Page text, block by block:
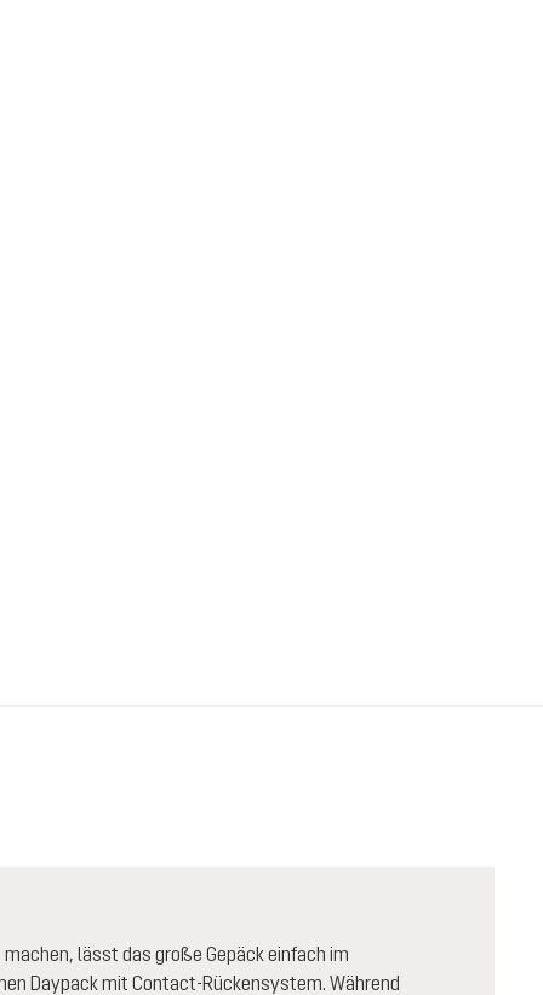
lässt das große Gepäck einfach im
Daypack mit Contact-Rückensystem. Während